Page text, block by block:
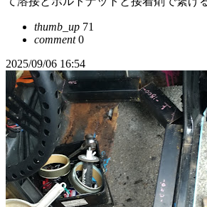
thumb_up 71
comment0
2025/09/06 16:54